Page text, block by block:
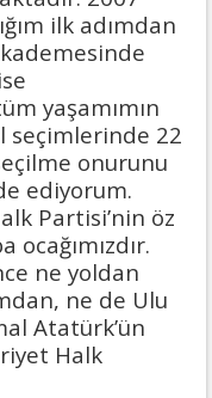
ilk adımdan
yaşamımın
seçimlerinde 22
onurunu
ediyorum.
Partisi’nin öz
ne yoldan
ne de Ulu
Atatürk’ün
Halk